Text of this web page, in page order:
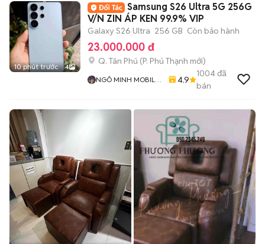
10 phút trước 4
Samsung S26 Ultra 5G 256G
V/N ZIN ÁP KEN 99.9% VIP
Galaxy S26 Ultra 256 GB Còn bảo hành
23.000.000 đ
Q. Tân Phú (P. Phú Thạnh mới)
NGÔ MINH MOBILE
4.9
1004đã
bán